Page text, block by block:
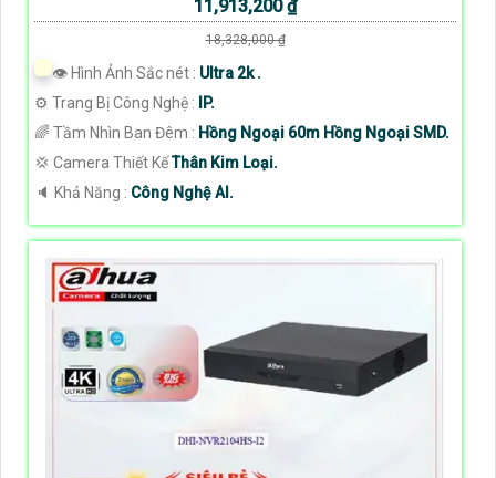
11,913,200 ₫
18,328,000 ₫
👁 Hình Ảnh Sắc nét : Ultra 2k .
⚙ Trang Bị Công Nghệ :
IP.
🌈 Tầm Nhìn Ban Đêm : Hồng Ngoại 60m Hồng Ngoại SMD.
💢 Camera Thiết KếThân Kim Loại.
️🔈 Khả Năng : Công Nghệ AI.